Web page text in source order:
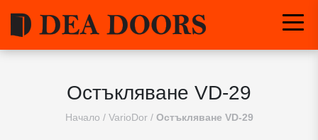
Остъкляване VD-29
Начало / VarioDor/ Остъкляване VD-29